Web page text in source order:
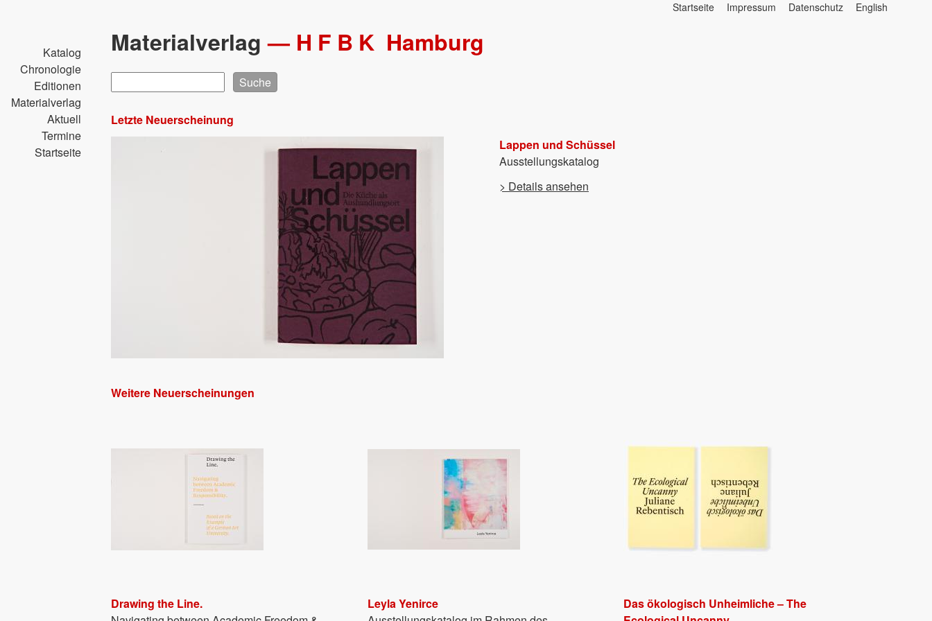
Menü
Katalog
Chronologie
Editionen
Materialverlag
Aktuell
Termine
Startseite
Startseite Impressum Datenschutz English
Materialverlag— HFBK Hamburg
Letzte Neuerscheinung
Lappen und Schüssel
Ausstellungskatalog
> Details ansehen
Weitere Neuerscheinungen
Drawing the Line.
Leyla Yenirce
Das ökologisch Unheimliche – The